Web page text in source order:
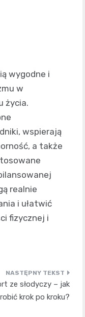
wygodne i
w
życia.
wspierają
a także
realnie
i ułatwić
fizycznej i
ze słodyczy – jak
krok po kroku?